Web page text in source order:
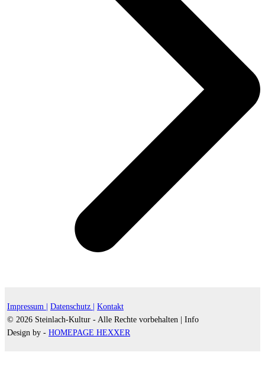
Impressum | Datenschutz |
Kontakt
© 2026 Steinlach-Kultur - Alle Rechte vorbehalten |
Info
Design by - HOMEPAGE HEXXER